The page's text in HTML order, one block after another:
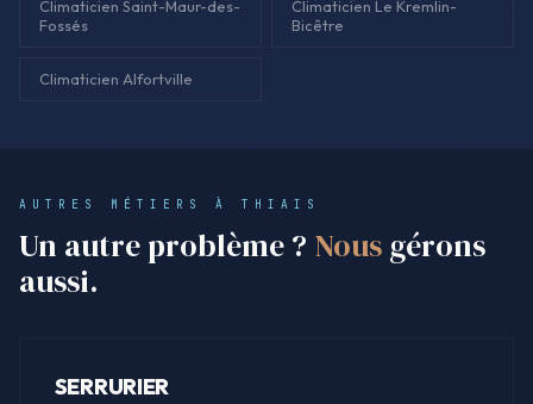
Climaticien Saint-Maur-des-
Fossés
Climaticien Le Kremlin-
Bicêtre
Climaticien Alfortville
AUTRES MÉTIERS À THIAIS
Un autre problème ? Nous gérons
aussi.
SERRURIER